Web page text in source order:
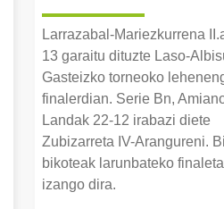
Larrazabal-Mariezkurrena
13 garaitu dituzte Laso-
Gasteizko torneoko
finalerdian. Serie Bn,
Landak 22-12 irabazi diete
Zubizarreta IV-Arangureni. Bi
bikoteak larunbateko
izango dira.